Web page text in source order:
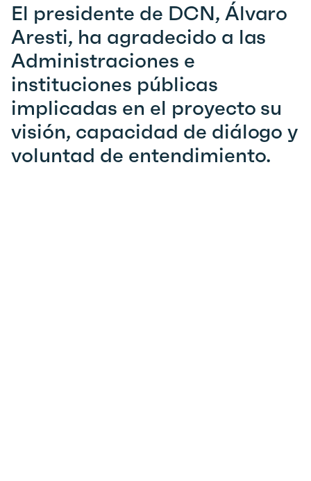
El presidente de DCN, Álvaro
Aresti, ha agradecido a las
Administraciones e
instituciones públicas
implicadas en el proyecto su
visión, capacidad de diálogo y
voluntad de entendimiento.